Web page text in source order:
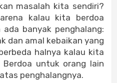
masalah kita sendiri?
kalau kita berdoa
banyak penghalang:
dan amal kebaikan yang
halnya kalau kita
Berdoa untuk orang lain
penghalangnya.